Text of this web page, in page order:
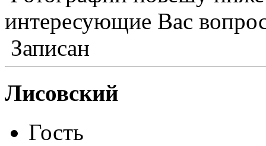
интересующие Вас
Записан
Лисовский
Гость